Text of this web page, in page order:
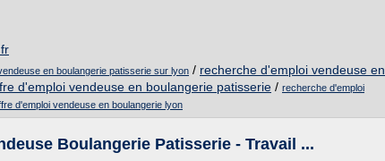
en boulangerie patisserie sur lyon / recherche d'emploi vendeuse en
d'emploi vendeuse en boulangerie patisserie / recherche d'emploi
d'emploi vendeuse en boulangerie lyon
Boulangerie Patisserie - Travail ...